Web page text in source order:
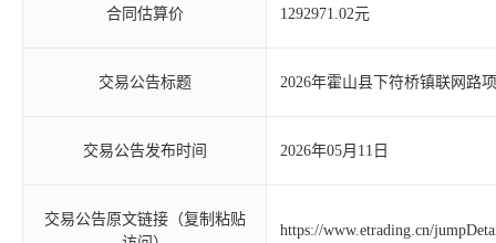
合同估算价 1292971.02元
交易公告标题 2026年霍山县下符桥镇联网路
交易公告发布时间 2026年05月11日
交易公告原文链接（复制粘贴
https://www.etrading.cn/